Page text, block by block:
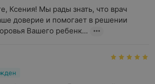
Ксения! Мы рады знать, что врач
доверие и помогает в решении
Вашего ребенк...